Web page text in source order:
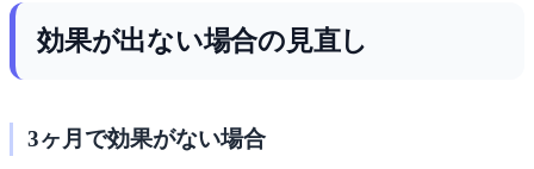
効果が出ない場合の見直し
3ヶ月で効果がない場合